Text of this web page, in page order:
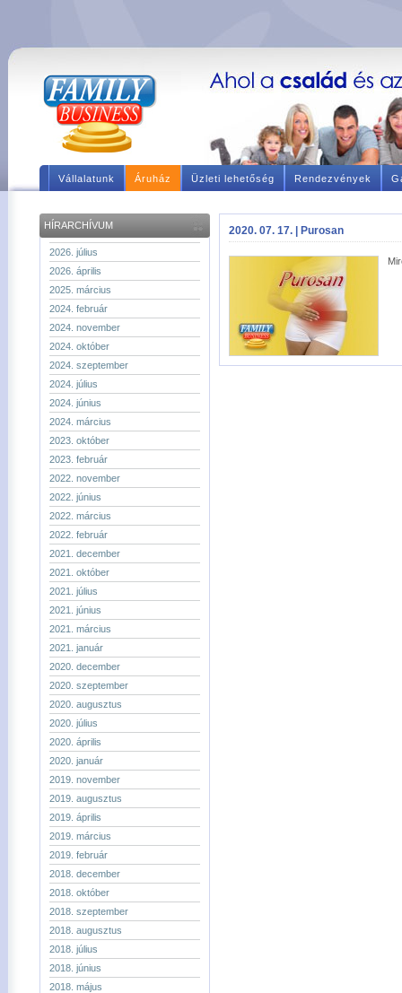
Vállalatunk Áruház Üzleti lehetőség Rendezvények
HÍRARCHÍVUM
2026. július
2026. április
2025. március
2024. február
2024. november
2024. október
2024. szeptember
2024. július
2024. június
2024. március
2023. október
2023. február
2022. november
2022. június
2022. március
2022. február
2021. december
2021. október
2021. július
2021. június
2021. március
2021. január
2020. december
2020. szeptember
2020. augusztus
2020. július
2020. április
2020. január
2019. november
2019. augusztus
2019. április
2019. március
2019. február
2018. december
2018. október
2018. szeptember
2018. augusztus
2018. július
2018. június
2018. május
2020. 07. 17. | Purosan